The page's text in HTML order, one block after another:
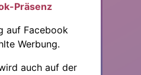
Präsenz
auf Facebook
Werbung.
auch auf der